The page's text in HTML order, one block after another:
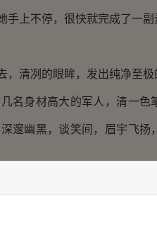
上不停，很快就完成了一副
清冽的眼眸，发出纯净至极
身材高大的军人，清一色
邃幽黑，谈笑间，眉宇飞扬
道自己那不由来的别扭从何
素描？”秦慕阳说着，摘